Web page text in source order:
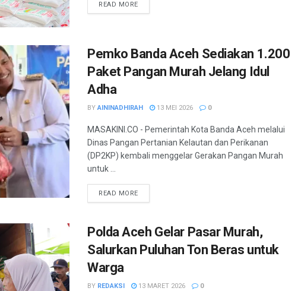
READ MORE
Pemko Banda Aceh Sediakan 1.200
Paket Pangan Murah Jelang Idul
Adha
BY AININADHIRAH 13 MEI 2026 0
MASAKINI.CO - Pemerintah Kota Banda Aceh melalui
Dinas Pangan Pertanian Kelautan dan Perikanan
(DP2KP) kembali menggelar Gerakan Pangan Murah
untuk ...
READ MORE
Polda Aceh Gelar Pasar Murah,
Salurkan Puluhan Ton Beras untuk
Warga
BY REDAKSI 13 MARET 2026 0